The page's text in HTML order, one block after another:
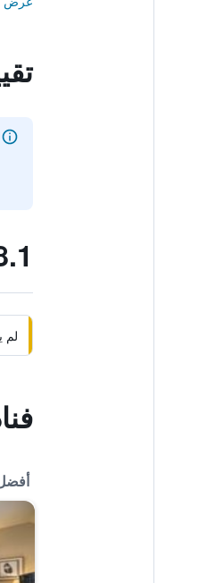
لم